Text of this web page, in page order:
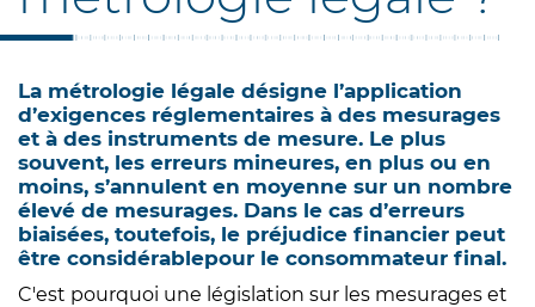
La métrologie légale désigne l’application
d’exigences réglementaires à des mesurages
et à des instruments de mesure. Le plus
souvent, les erreurs mineures, en plus ou en
moins, s’annulent en moyenne sur un nombre
élevé de mesurages. Dans le cas d’erreurs
biaisées, toutefois, le préjudice financier peut
être considérablepour le consommateur final.
C'est pourquoi une législation sur les mesurages et